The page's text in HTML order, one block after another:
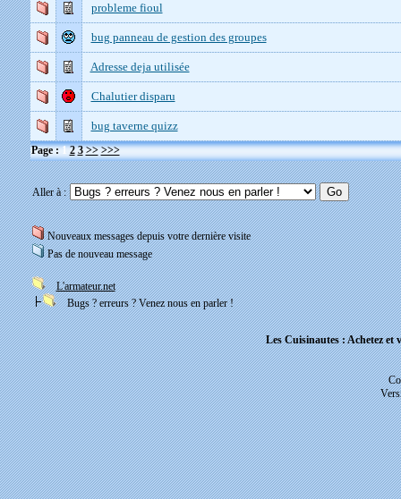
probleme fioul
bug panneau de gestion des groupes
Adresse deja utilisée
Chalutier disparu
bug taverne quizz
Page :1 2 3 >> >>>
Aller à :
Nouveaux messages depuis votre dernière visite
Pas de nouveau message
L'armateur.net
Bugs ? erreurs ? Venez nous en parler !
Les Cuisinautes : Achetez et